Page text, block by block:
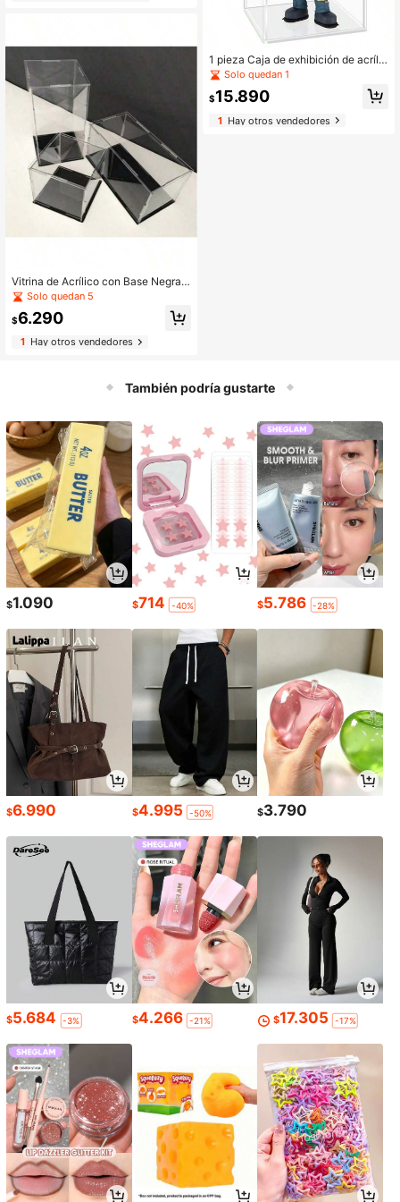
Vitrina de Acrílico con Base Negra -
Gabinete de Exhibición Transparent
e a Prueba de Polvo para Coleccion
ables, Figuras de Acción, Modelos y
o de Fácil Montaje
Solo quedan 5
$6.290
1Hay otros vendedores
1 pieza Caja de exhibición de acrílic
o transparente elegante con puerta
- Solución de almacenamiento mult
ifuncional a prueba de polvo, adecu
bolsos y cosméticos | Perfecta para
Solo quedan 1
$15.890
1Hay otros vendedores
También podría gustarte
$1.090 $714 -40% $5.786 -28%
$6.990 $4.995 -50% $3.790
$5.684 -3% $4.266 -21% $17.305 -17%